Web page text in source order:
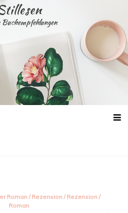
Roman/ Rezension/ Rezension/
Roman